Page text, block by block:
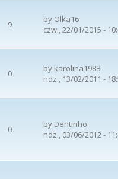
9 by Olka16
czw., 22/01/2015 -
0 by karolina1988
ndz., 13/02/2011 -
0 by Dentinho
ndz., 03/06/2012 -